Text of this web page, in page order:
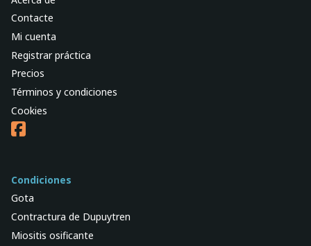
Contacte
Mi cuenta
Registrar práctica
Precios
Términos y condiciones
Cookies
Condiciones
Gota
Contractura de Dupuytren
Miositis osificante